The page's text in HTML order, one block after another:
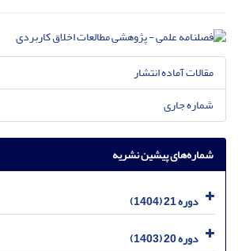
مقالات آماده انتشار
شماره جاری
شماره‌های پیشین نشریه
دوره 21 (1404)
دوره 20 (1403)